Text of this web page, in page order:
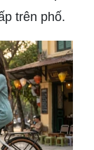
trên phố.